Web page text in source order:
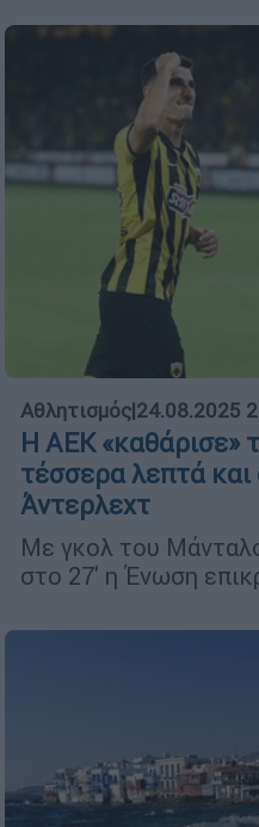
Αθλητισμός|24.08.2025
Η ΑΕΚ «καθάρισε»
τέσσερα λεπτά και
Άντερλεχτ
Με γκολ του
στο 27' η Ένωση